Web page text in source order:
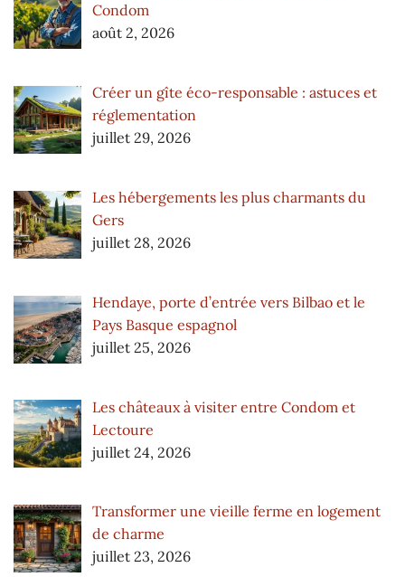
Condom
août 2, 2026
Créer un gîte éco-responsable : astuces et
réglementation
juillet 29, 2026
Les hébergements les plus charmants du
Gers
juillet 28, 2026
Hendaye, porte d’entrée vers Bilbao et le
Pays Basque espagnol
juillet 25, 2026
Les châteaux à visiter entre Condom et
Lectoure
juillet 24, 2026
Transformer une vieille ferme en logement
de charme
juillet 23, 2026